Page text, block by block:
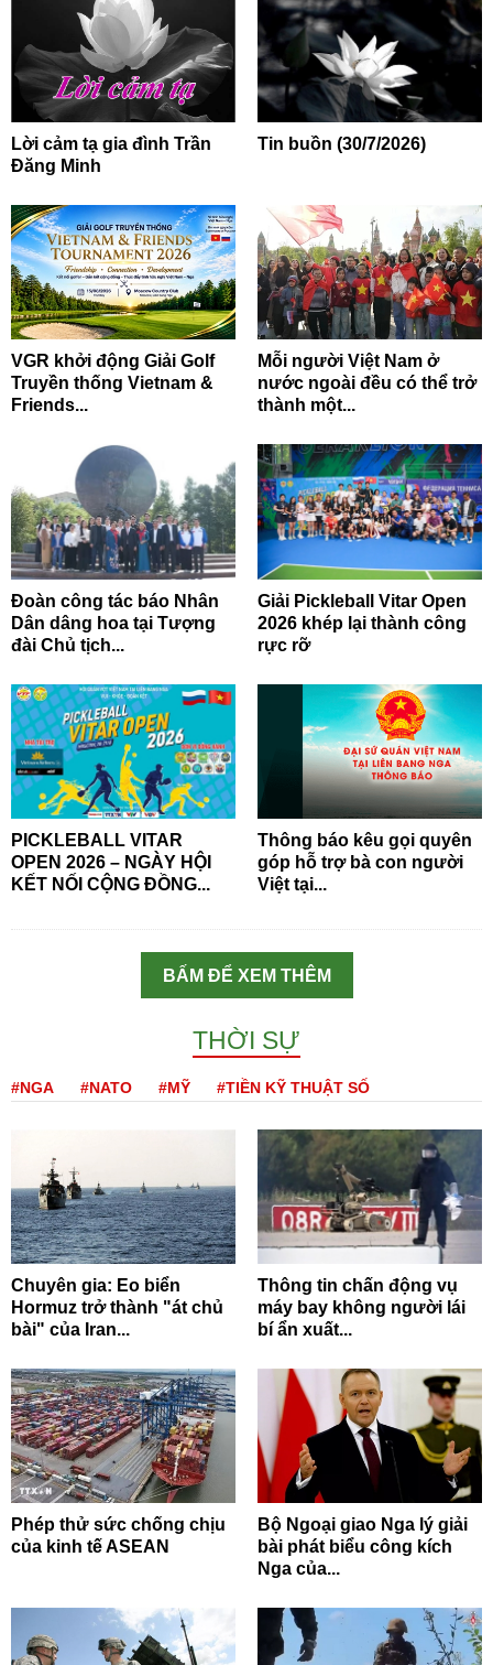
Lời cảm tạ gia đình Trần
Đăng Minh
Tin buồn (30/7/2026)
VGR khởi động Giải Golf
Truyền thống Vietnam &
Friends...
Mỗi người Việt Nam ở
nước ngoài đều có thể trở
thành một...
Đoàn công tác báo Nhân
Dân dâng hoa tại Tượng
đài Chủ tịch...
Giải Pickleball Vitar Open
2026 khép lại thành công
rực rỡ
PICKLEBALL VITAR
OPEN 2026 – NGÀY HỘI
KẾT NỐI CỘNG ĐỒNG...
Thông báo kêu gọi quyên
góp hỗ trợ bà con người
Việt tại...
BẤM ĐỂ XEM THÊM
THỜI SỰ
#NGA #NATO #MỸ #TIỀN KỸ THUẬT SỐ
Chuyên gia: Eo biển
Hormuz trở thành "át chủ
bài" của Iran...
Thông tin chấn động vụ
máy bay không người lái
bí ẩn xuất...
Phép thử sức chống chịu
của kinh tế ASEAN
Bộ Ngoại giao Nga lý giải
bài phát biểu công kích
Nga của...